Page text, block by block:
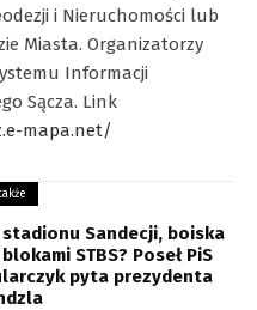
i Nieruchomości lub
Miasta. Organizatorzy
Informacji
Sącza. Link
mapa.net/
stadionu Sandecji, boiska
STBS? Poseł PiS
pyta prezydenta